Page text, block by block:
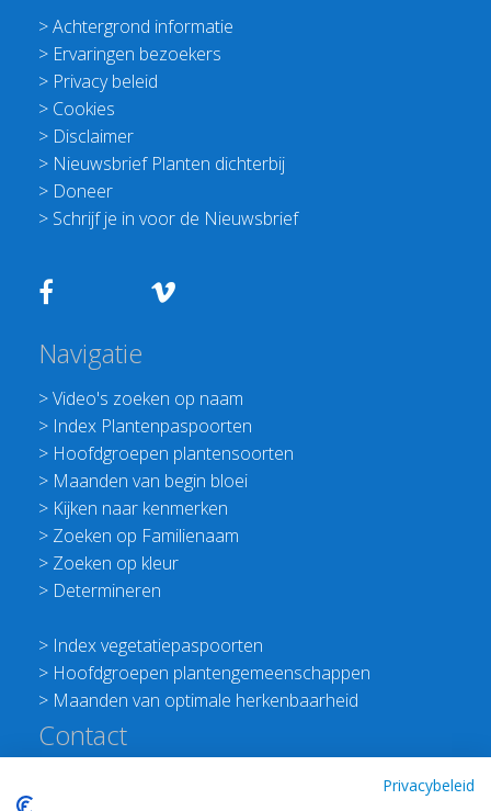
>Achtergrond informatie
> Ervaringen bezoekers
> Privacy beleid
> Cookies
> Disclaimer
> Nieuwsbrief Planten dichterbij
> Doneer
> Schrijf je in voor de Nieuwsbrief
Navigatie
>Video's zoeken op naam
> Index Plantenpaspoorten
> Hoofdgroepen plantensoorten
> Maanden van begin bloei
> Kijken naar kenmerken
> Zoeken op Familienaam
> Zoeken op kleur
> Determineren
> Index vegetatiepaspoorten
> Hoofdgroepen plantengemeenschappen
> Maanden van optimale herkenbaarheid
Contact
Privacybeleid